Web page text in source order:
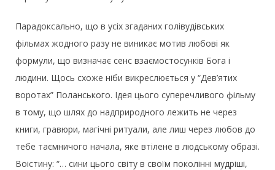
Парадоксально, що в усіх згаданих голівудівських
фільмах жодного разу не виникає мотив любові як
формули, що визначає сенс взаємостосунків Бога і
людини. Щось схоже ніби викреслюється у “Дев’ятих
воротах” Поланського. Ідея цього суперечливого фільму
в тому, що шлях до надприродного лежить не через
книги, гравюри, магічні ритуали, але лиш через любов до
тебе таємничого начала, яке втілене в людському образі.
Воістину: “… сини цього світу в своїм поколінні мудріші,